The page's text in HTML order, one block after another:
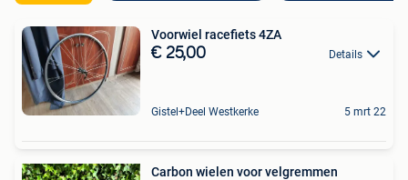
Voorwiel racefiets 4ZA
€ 25,00 Details
Gistel+Deel Westkerke 5 mrt 22
Carbon wielen voor velgremmen